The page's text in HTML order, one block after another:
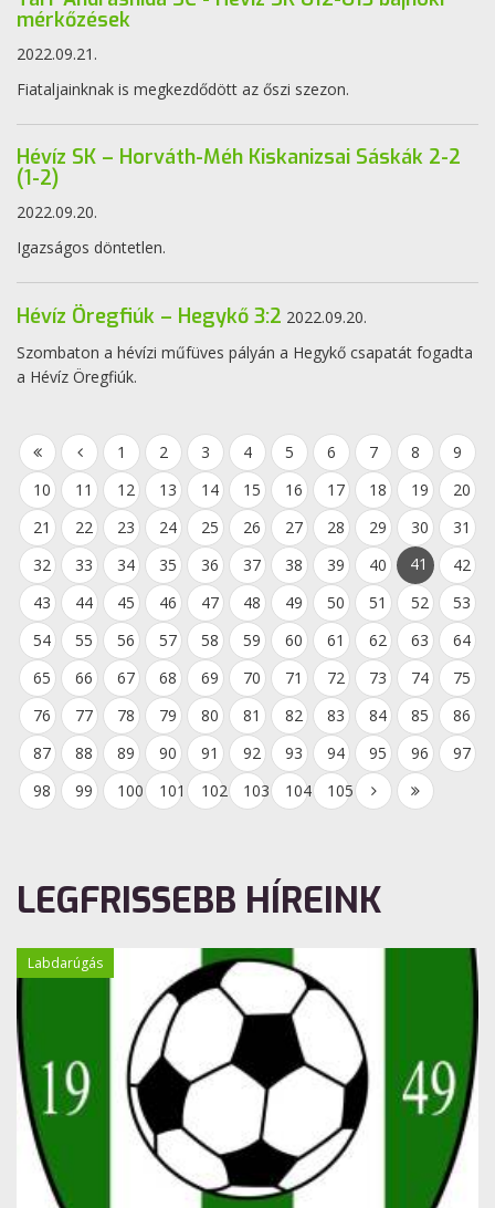
mérkőzések
2022.09.21.
Fiataljainknak is megkezdődött az őszi szezon.
Hévíz SK – Horváth-Méh Kiskanizsai Sáskák 2-2
(1-2)
2022.09.20.
Igazságos döntetlen.
Hévíz Öregfiúk – Hegykő 3:2 2022.09.20.
Szombaton a hévízi műfüves pályán a Hegykő csapatát fogadta
a Hévíz Öregfiúk.
1 2 3 4 5 6 7 8
9
10
11 12 13 14 15 16 17 18 19
20
21
22 23 24 25 26 27 28 29 30
31
32
33 34 35 36 37 38 39 40 41
42
43
44 45 46 47 48 49 50 51 52
53
54
55 56 57 58 59 60 61 62 63
64
65
66 67 68 69 70 71 72 73 74
75
76
77 78 79 80 81 82 83 84 85
86
87
88 89 90 91 92 93 94 95 96
97
98
99 100 101 102 103 104 105
LEGFRISSEBB HÍREINK
Labdarúgás